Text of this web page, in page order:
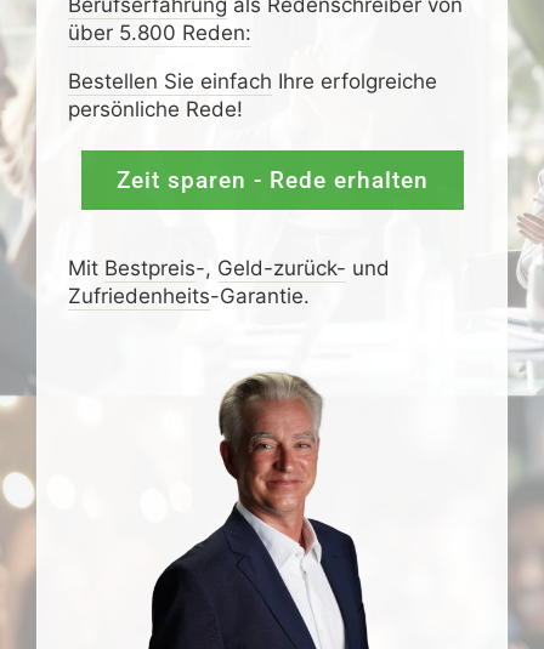
über 5.800 Reden:
Bestellen Sie einfach Ihre erfolgreiche
persönliche Rede!
Zeit sparen - Rede erhalten
Mit Bestpreis-, Geld-zurück- und
Zufrieden­­heits-Garantie.